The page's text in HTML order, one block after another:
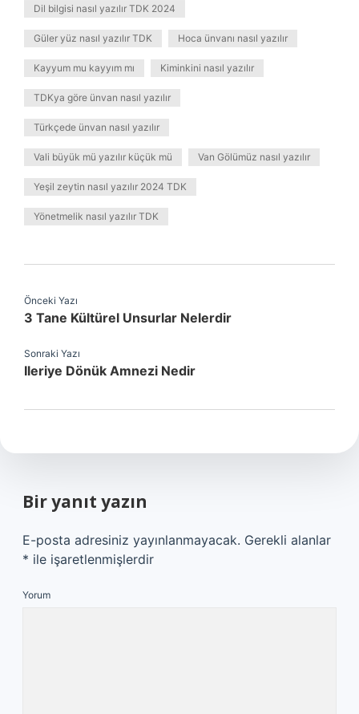
Dil bilgisi nasıl yazılır TDK 2024
Güler yüz nasıl yazılır TDK Hoca ünvanı nasıl yazılır
Kayyum mu kayyım mı Kiminkini nasıl yazılır
TDKya göre ünvan nasıl yazılır
Türkçede ünvan nasıl yazılır
Vali büyük mü yazılır küçük mü Van Gölümüz nasıl yazılır
Yeşil zeytin nasıl yazılır 2024 TDK
Yönetmelik nasıl yazılır TDK
Önceki Yazı
3 Tane Kültürel Unsurlar Nelerdir
Sonraki Yazı
Ileriye Dönük Amnezi Nedir
Bir yanıt yazın
E-posta adresiniz yayınlanmayacak. Gerekli alanlar
* ile işaretlenmişlerdir
Yorum